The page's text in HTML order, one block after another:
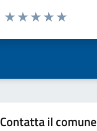
Valuta da 1 a 5 stelle la pagina
Contatta il comune